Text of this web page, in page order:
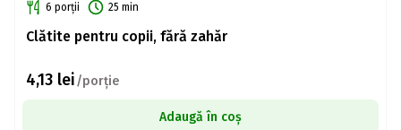
6 porții 25 min
Clătite pentru copii, fără zahăr
4,13 lei/porție
Adaugă în coș